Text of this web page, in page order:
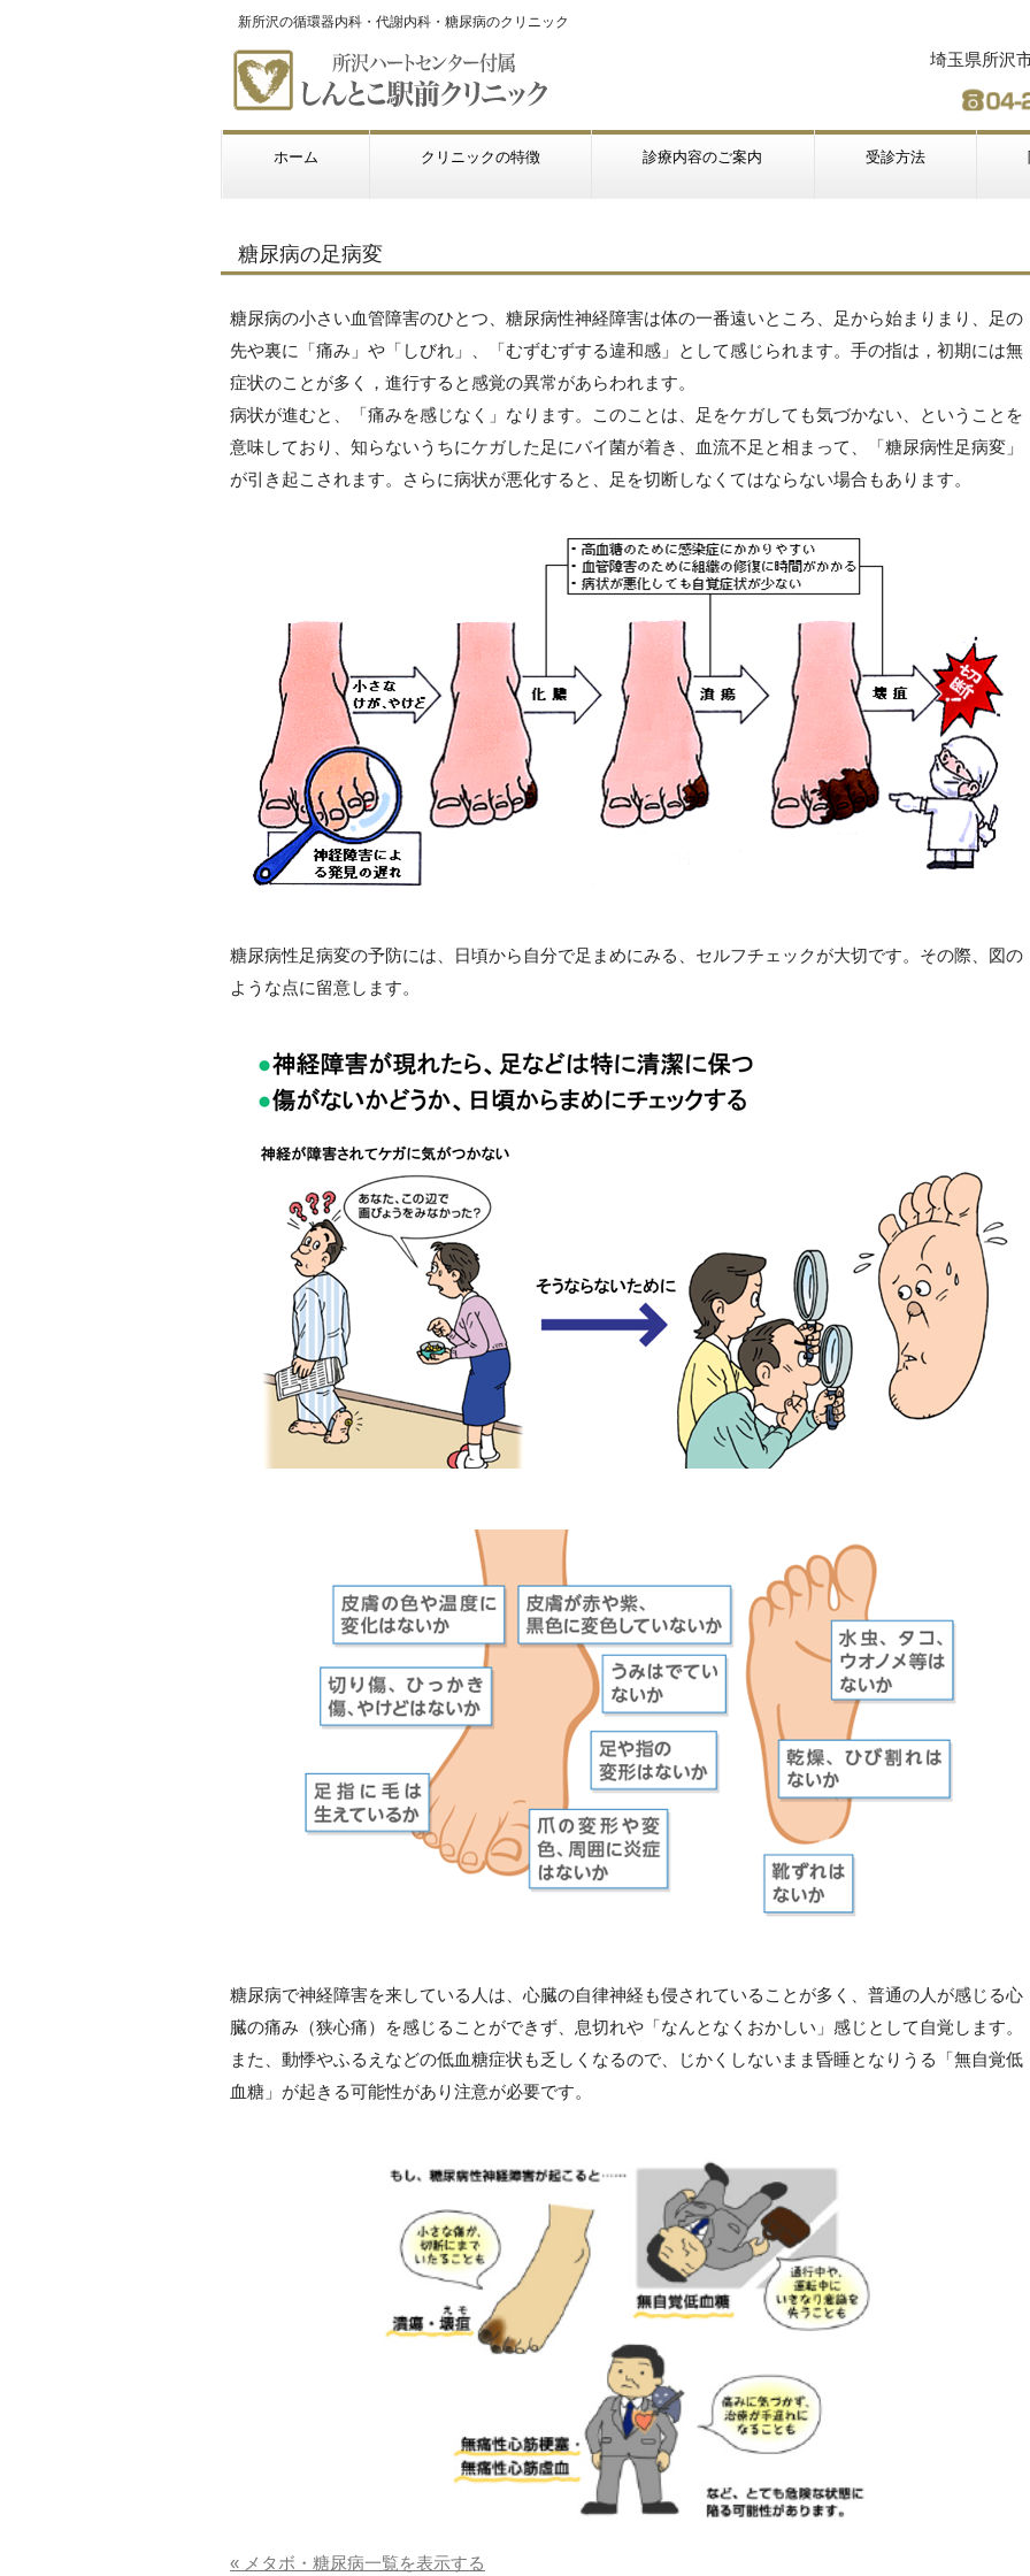
新所沢の循環器内科・代謝内科・糖尿病のクリニック
埼玉県所沢
ホーム クリニックの特徴 診療内容のご案内 受診方法
糖尿病の足病変
糖尿病の小さい血管障害のひとつ、糖尿病性神経障害は体の一番遠いところ、足から始まりまり、足の
先や裏に「痛み」や「しびれ」、「むずむずする違和感」として感じられます。手の指は，初期には無
症状のことが多く，進行すると感覚の異常があらわれます。
病状が進むと、「痛みを感じなく」なります。このことは、足をケガしても気づかない、ということを
意味しており、知らないうちにケガした足にバイ菌が着き、血流不足と相まって、「糖尿病性足病変」
が引き起こされます。さらに病状が悪化すると、足を切断しなくてはならない場合もあります。
糖尿病性足病変の予防には、日頃から自分で足まめにみる、セルフチェックが大切です。その際、図の
ような点に留意します。
糖尿病で神経障害を来している人は、心臓の自律神経も侵されていることが多く、普通の人が感じる心
臓の痛み（狭心痛）を感じることができず、息切れや「なんとなくおかしい」感じとして自覚します。
また、動悸やふるえなどの低血糖症状も乏しくなるので、じかくしないまま昏睡となりうる「無自覚低
血糖」が起きる可能性があり注意が必要です。
« メタボ・糖尿病一覧を表示する